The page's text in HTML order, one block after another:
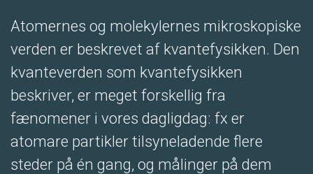
Atomernes og molekylernes mikroskopiske
verden er beskrevet af kvantefysikken. Den
kvanteverden som kvantefysikken
beskriver, er meget forskellig fra
fænomener i vores dagligdag: fx er
atomare partikler tilsyneladende flere
steder på én gang, og målinger på dem